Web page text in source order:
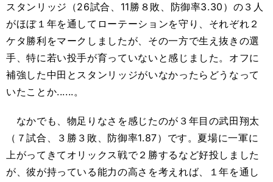
スタンリッジ（26試合、11勝８敗、防御率3.30）の３人
がほぼ１年を通してローテーションを守り、それぞれ２
ケタ勝利をマークしましたが、その一方で生え抜きの選
手、特に若い投手が育っていないと感じました。オフに
補強した中田とスタンリッジがいなかったらどうなって
いたことか......。
なかでも、物足りなさを感じたのが３年目の武田翔太
（７試合、３勝３敗、防御率1.87）です。夏場に一軍に
上がってきてオリックス戦で２勝するなど好投しました
が、彼が持っている能力の高さを考えれば、１年を通し